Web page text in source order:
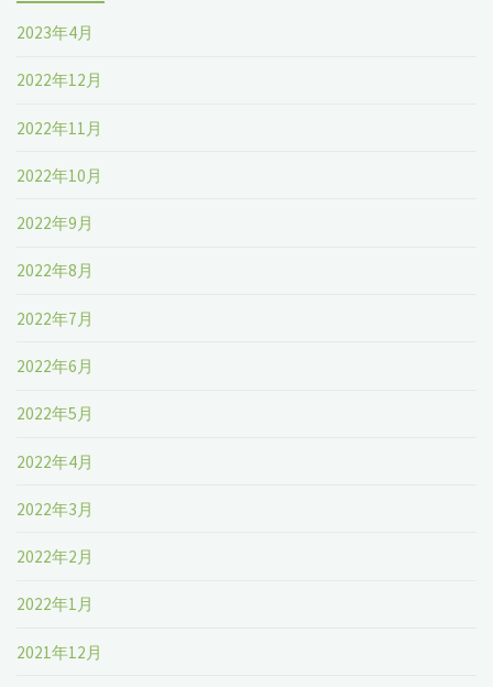
2023年4月
2022年12月
2022年11月
2022年10月
2022年9月
2022年8月
2022年7月
2022年6月
2022年5月
2022年4月
2022年3月
2022年2月
2022年1月
2021年12月